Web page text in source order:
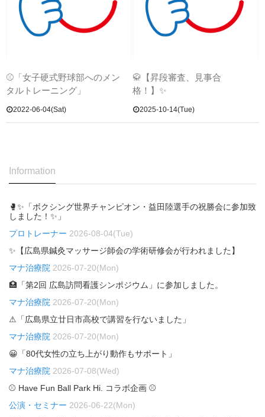
⚾「女子硬式野球部へのメン
タルトレーニング」
2022-06-04(Sat)
🥋【昇段審査、見事合
格！】✨
2025-10-14(Tue)
Information
🥊✨「ボクシング世界チャンピオン・益田陸選手の祝勝会に参加致
しました！✨」
プロトレーナー 2026-08-04(Tue)
✨【広島県鍼灸マッサージ師会の学術研修会が行われました】
マナ治療院 2026-07-20(Mon)
🏥「第2回 広島訪問看護シンポジウム」に参加しました。
マナ治療院 2026-07-20(Mon)
⚠「広島県立廿日市高校で講習を行ないました」
マナ治療院 2026-07-20(Mon)
😀「80代女性の立ち上がり動作もサポート」
マナ治療院 2026-07-08(Wed)
⚾ Have Fun Ball Park Hi. コラボ企画 ⚾
公演・セミナー 2026-06-22(Mon)